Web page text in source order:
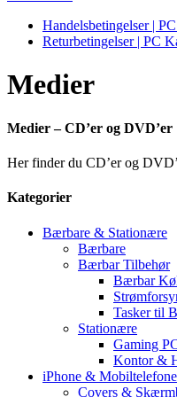
Handelsbetingelser |
Returbetingelser | PC
Medier
Medier – CD’er og DVD’er
Her finder du CD’er og
Kategorier
Bærbare & Stationære
Bærbare
Bærbar Tilbehør
Bærbar
Tasker til
Stationære
Gaming
Kontor &
iPhone &
Covers &